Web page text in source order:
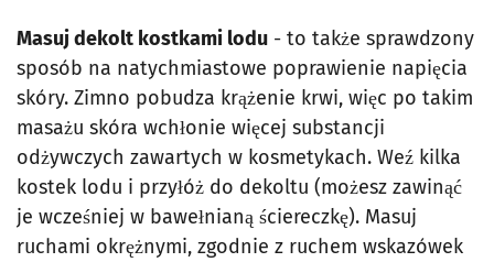
Masuj dekolt kostkami lodu - to także sprawdzony
sposób na natychmiastowe poprawienie napięcia
skóry. Zimno pobudza krążenie krwi, więc po takim
masażu skóra wchłonie więcej substancji
odżywczych zawartych w kosmetykach. Weź kilka
kostek lodu i przyłóż do dekoltu (możesz zawinąć
je wcześniej w bawełnianą ściereczkę). Masuj
ruchami okrężnymi, zgodnie z ruchem wskazówek